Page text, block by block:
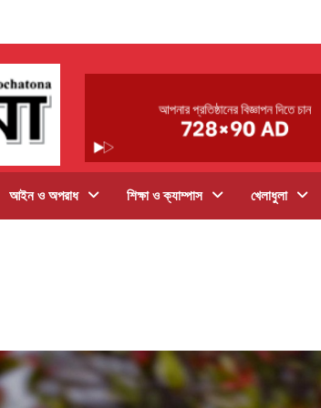
আইন ও অপরাধ শিক্ষা ও ক্যাম্পাস খেলাধুলা